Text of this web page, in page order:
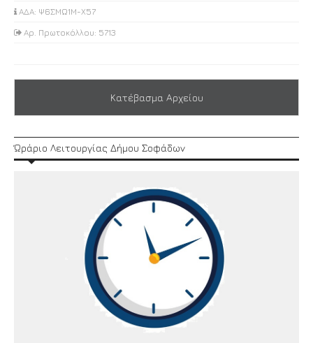
ΑΔΑ: Ψ6ΣΜΩ1Μ-Χ57
Αρ. Πρωτοκόλλου: 5713
Κατέβασμα Αρχείου
Ώράριο Λειτουργίας Δήμου Σοφάδων